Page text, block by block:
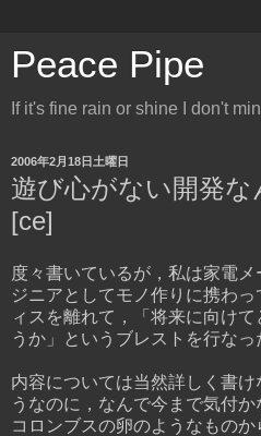
Peace Pipe
If it's fine rain or shine I don't
2006年2月18日土曜日
遊び心がない開発な
[ce]
度々書いているが，私は家電
ジニアとしてモノ作りに携わ
ィスを離れて，「将来に向け
うか」というブレストを行なっ
内容については当然詳しく書
うなのに，なんで今まで気付
コロンブスの卵のようなもの